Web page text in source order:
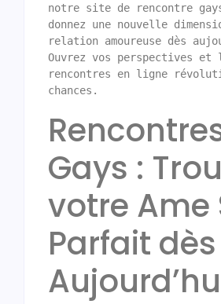
notre site de rencontre
donnez une nouvelle
relation amoureuse dès
Ouvrez vos perspectives et
rencontres en ligne
Gays :
votre
Parfait dès